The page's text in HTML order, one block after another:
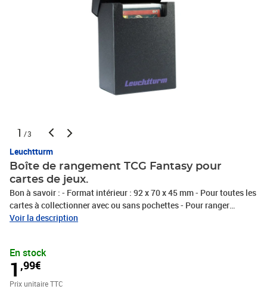
1 /3
Leuchtturm
Boîte de rangement TCG Fantasy pour
cartes de jeux.
Bon à savoir : - Format intérieur : 92 x 70 x 45 mm - Pour toutes les
cartes à collectionner avec ou sans pochettes - Pour ranger
jusqu'à 100 cartes avec pochettes - Parfaitement adapté pour
Voir la description
En stock
1 ,99€
Prix unitaire TTC